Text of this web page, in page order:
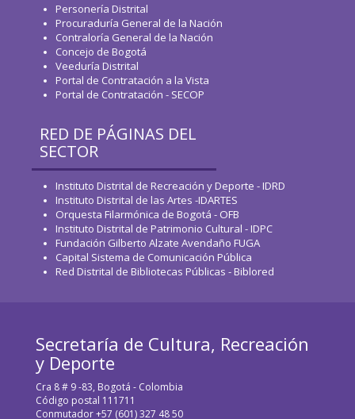
Personería Distrital
Procuraduría General de la Nación
Contraloría General de la Nación
Concejo de Bogotá
Veeduría Distrital
Portal de Contratación a la Vista
Portal de Contratación - SECOP
RED DE PÁGINAS DEL
SECTOR
Instituto Distrital de Recreación y Deporte - IDRD
Instituto Distrital de las Artes -IDARTES
Orquesta Filarmónica de Bogotá - OFB
Instituto Distrital de Patrimonio Cultural - IDPC
Fundación Gilberto Alzate Avendaño FUGA
Capital Sistema de Comunicación Pública
Red Distrital de Bibliotecas Públicas - Biblored
Secretaría de Cultura, Recreación
y Deporte
Cra 8 # 9 -83, Bogotá - Colombia
Código postal 111711
Conmutador +57 (601) 327 48 50